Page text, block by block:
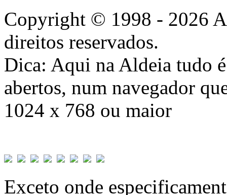
Copyright © 1998 - 2026
direitos reservados.
Dica: Aqui na Aldeia tudo
abertos, num navegador
1024 x 768 ou maior
Exceto onde